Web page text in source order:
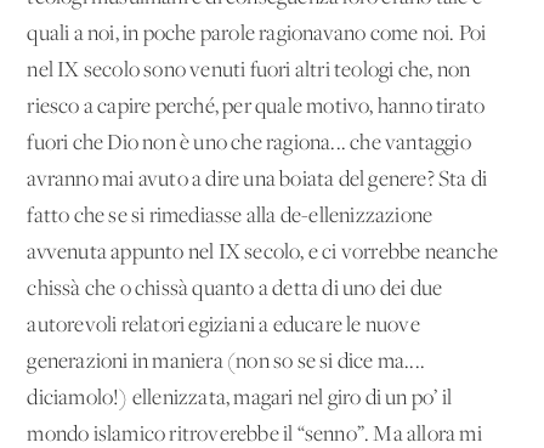
quali a noi, in poche parole ragionavano come noi. Poi
nel IX secolo sono venuti fuori altri teologi che, non
riesco a capire perché, per quale motivo, hanno tirato
fuori che Dio non è uno che ragiona... che vantaggio
avranno mai avuto a dire una boiata del genere? Sta di
fatto che se si rimediasse alla de-ellenizzazione
avvenuta appunto nel IX secolo, e ci vorrebbe neanche
chissà che o chissà quanto a detta di uno dei due
autorevoli relatori egiziani a educare le nuove
generazioni in maniera (non so se si dice ma....
diciamolo!) ellenizzata, magari nel giro di un po’ il
mondo islamico ritroverebbe il “senno”. Ma allora mi